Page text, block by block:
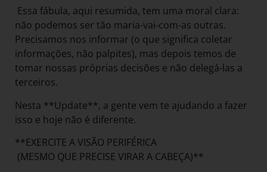
Essa fábula, aqui resumida, tem uma moral clara:
não podemos ser tão maria-vai-com-as outras.
Precisamos nos informar (o que significa coletar
informações, não palpites), mas depois temos de
tomar nossas próprias decisões e não delegá-las a
terceiros.
Nesta **Update**, a gente vem te ajudando a fazer
isso e hoje não é diferente.
**EXERCITE A VISÃO PERIFÉRICA
(MESMO QUE PRECISE VIRAR A CABEÇA)**